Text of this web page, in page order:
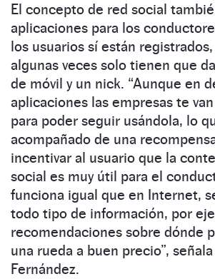
El concepto de red social
aplicaciones para los
los usuarios sí están
algunas veces solo tienen que
de móvil y un nick. “Aunque en
aplicaciones las empresas te
para poder seguir usándola, lo
acompañado de una
incentivar al usuario que la
social es muy útil para el
funciona igual que en Internet,
todo tipo de información, por
recomendaciones sobre dónde
una rueda a buen precio”,
Fernández.